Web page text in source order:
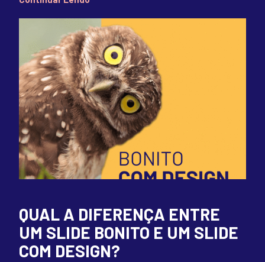
QUAL A DIFERENÇA ENTRE
UM SLIDE BONITO E UM SLIDE
COM DESIGN?